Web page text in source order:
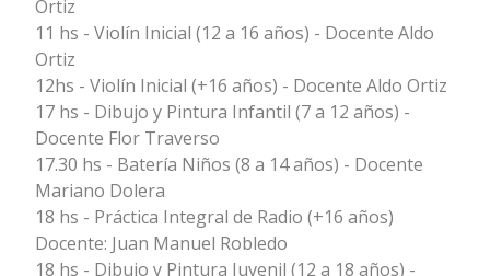
Ortiz
11 hs - Violín Inicial (12 a 16 años) - Docente Aldo
Ortiz
12hs - Violín Inicial (+16 años) - Docente Aldo Ortiz
17 hs - Dibujo y Pintura Infantil (7 a 12 años) -
Docente Flor Traverso
17.30 hs - Batería Niños (8 a 14 años) - Docente
Mariano Dolera
18 hs - Práctica Integral de Radio (+16 años)
Docente: Juan Manuel Robledo
18 hs - Dibujo y Pintura Juvenil (12 a 18 años) -